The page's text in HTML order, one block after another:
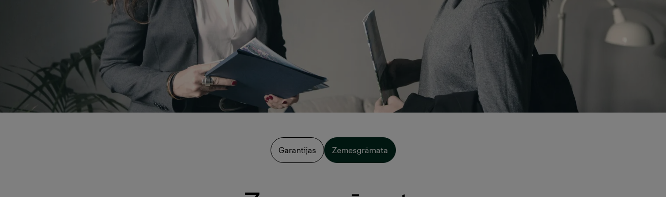
Garantijas Zemesgrāmata